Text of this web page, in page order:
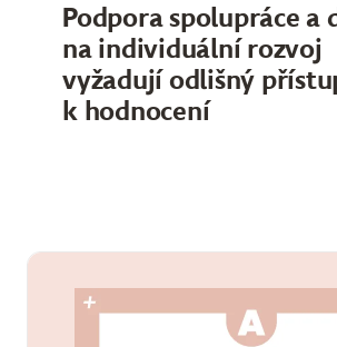
Podpora spolupráce a
na individuální rozvoj
vyžadují odlišný
k hodnocení